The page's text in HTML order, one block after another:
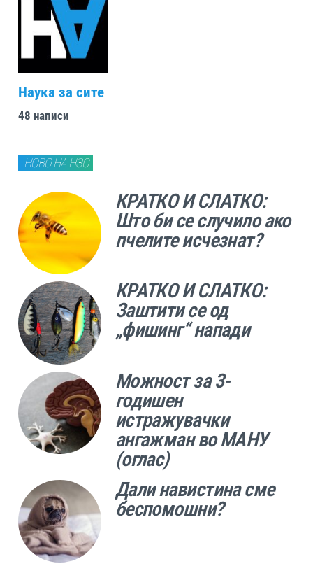
Наука за сите
48 написи
НОВО НА НЗС
КРАТКО И СЛАТКО:
Што би се случило ако
пчелите исчезнат?
КРАТКО И СЛАТКО:
Заштити се од
„фишинг“ напади
Можност за 3-
годишен
истражувачки
ангажман во МАНУ
(оглас)
Дали навистина сме
беспомошни?